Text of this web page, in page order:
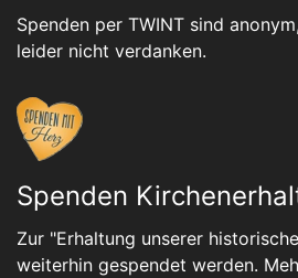
Spenden per TWINT sind
leider nicht verdanken.
Spenden
Zur "Erhaltung unserer
weiterhin gespendet werden.